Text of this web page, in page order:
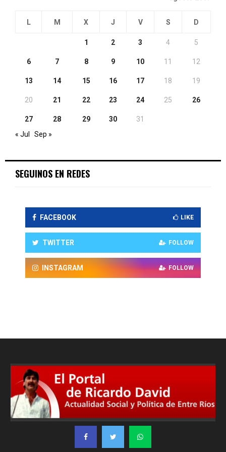
L M X J V S D
1 2 3 4 5
6 7 8 9 10 11 12
13 14 15 16 17 18 19
20 21 22 23 24 25 26
27 28 29 30
31
« Jul
Sep »
SEGUINOS EN REDES
FACEBOOK LIKE
TWITTER FOLLOW
INSTAGRAM FOLLOW